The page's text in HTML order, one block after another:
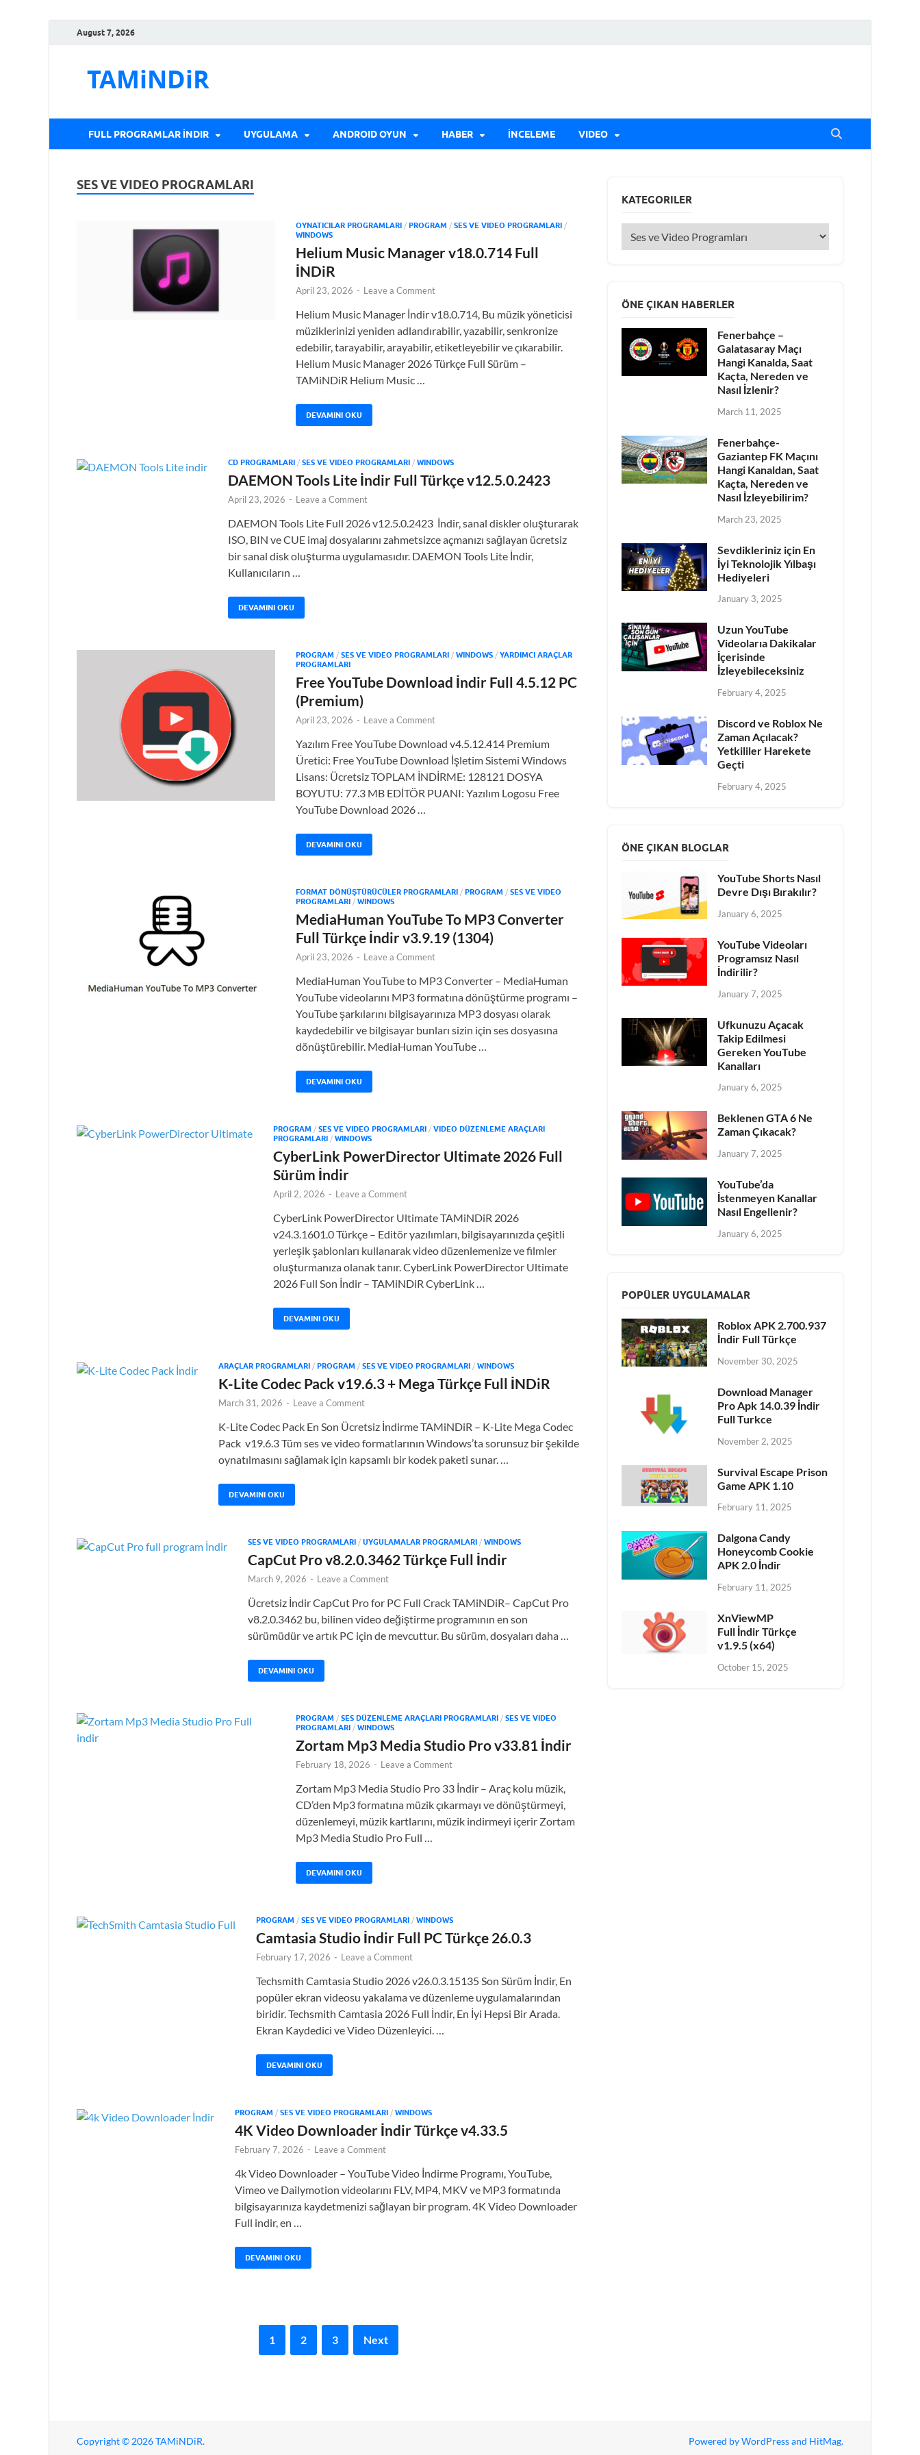
August 7, 2026
TAMiNDiR
FULL PROGRAMLAR İNDIR UYGULAMA ANDROID OYUN HABER İNCELEME VIDEO
SES VE VIDEO PROGRAMLARI
OYNATICILAR PROGRAMLARI / PROGRAM / SES VE VIDEO PROGRAMLARI /
WINDOWS
Helium Music Manager v18.0.714 Full
İNDiR
April 23, 2026 - Leave a Comment
Helium Music Manager İndir v18.0.714, Bu müzik yöneticisi
müziklerinizi yeniden adlandırabilir, yazabilir, senkronize
edebilir, tarayabilir, arayabilir, etiketleyebilir ve çıkarabilir.
Helium Music Manager 2026 Türkçe Full Sürüm –
TAMiNDiR Helium Music …
DEVAMINI OKU
CD PROGRAMLARI / SES VE VIDEO PROGRAMLARI / WINDOWS
DAEMON Tools Lite İndir Full Türkçe v12.5.0.2423
April 23, 2026 - Leave a Comment
DAEMON Tools Lite Full 2026 v12.5.0.2423 İndir, sanal diskler oluşturarak
ISO, BIN ve CUE imaj dosyalarını zahmetsizce açmanızı sağlayan ücretsiz
bir sanal disk oluşturma uygulamasıdır. DAEMON Tools Lite İndir,
Kullanıcıların …
DEVAMINI OKU
PROGRAM / SES VE VIDEO PROGRAMLARI / WINDOWS / YARDIMCI ARAÇLAR
PROGRAMLARI
Free YouTube Download İndir Full 4.5.12 PC
(Premium)
April 23, 2026 - Leave a Comment
Yazılım Free YouTube Download v4.5.12.414 Premium
Üretici: Free YouTube Download İşletim Sistemi Windows
Lisans: Ücretsiz TOPLAM İNDİRME: 128121 DOSYA
BOYUTU: 77.3 MB EDİTÖR PUANI: Yazılım Logosu Free
YouTube Download 2026 …
DEVAMINI OKU
FORMAT DÖNÜŞTÜRÜCÜLER PROGRAMLARI / PROGRAM / SES VE VIDEO
PROGRAMLARI / WINDOWS
MediaHuman YouTube To MP3 Converter
Full Türkçe İndir v3.9.19 (1304)
April 23, 2026 - Leave a Comment
MediaHuman YouTube to MP3 Converter – MediaHuman
YouTube videolarını MP3 formatına dönüştürme programı –
YouTube şarkılarını bilgisayarınıza MP3 dosyası olarak
kaydedebilir ve bilgisayar bunları sizin için ses dosyasına
dönüştürebilir. MediaHuman YouTube …
DEVAMINI OKU
PROGRAM / SES VE VIDEO PROGRAMLARI / VIDEO DÜZENLEME ARAÇLARI
PROGRAMLARI / WINDOWS
CyberLink PowerDirector Ultimate 2026 Full
Sürüm İndir
April 2, 2026 - Leave a Comment
CyberLink PowerDirector Ultimate TAMiNDiR 2026
v24.3.1601.0 Türkçe – Editör yazılımları, bilgisayarınızda çeşitli
yerleşik şablonları kullanarak video düzenlemenize ve filmler
oluşturmanıza olanak tanır. CyberLink PowerDirector Ultimate
2026 Full Son İndir – TAMiNDiR CyberLink …
DEVAMINI OKU
ARAÇLAR PROGRAMLARI / PROGRAM / SES VE VIDEO PROGRAMLARI / WINDOWS
K-Lite Codec Pack v19.6.3 + Mega Türkçe Full İNDiR
March 31, 2026 - Leave a Comment
K-Lite Codec Pack En Son Ücretsiz İndirme TAMiNDiR – K-Lite Mega Codec
Pack v19.6.3 Tüm ses ve video formatlarının Windows’ta sorunsuz bir şekilde
oynatılmasını sağlamak için kapsamlı bir kodek paketi sunar. …
DEVAMINI OKU
SES VE VIDEO PROGRAMLARI / UYGULAMALAR PROGRAMLARI / WINDOWS
CapCut Pro v8.2.0.3462 Türkçe Full İndir
March 9, 2026 - Leave a Comment
Ücretsiz İndir CapCut Pro for PC Full Crack TAMiNDiR– CapCut Pro
v8.2.0.3462 bu, bilinen video değiştirme programının en son
sürümüdür ve artık PC için de mevcuttur. Bu sürüm, dosyaları daha …
DEVAMINI OKU
PROGRAM / SES DÜZENLEME ARAÇLARI PROGRAMLARI / SES VE VIDEO
PROGRAMLARI / WINDOWS
Zortam Mp3 Media Studio Pro v33.81 İndir
February 18, 2026 - Leave a Comment
Zortam Mp3 Media Studio Pro 33 İndir – Araç kolu müzik,
CD’den Mp3 formatına müzik çıkarmayı ve dönüştürmeyi,
düzenlemeyi, müzik kartlarını, müzik indirmeyi içerir Zortam
Mp3 Media Studio Pro Full …
DEVAMINI OKU
PROGRAM / SES VE VIDEO PROGRAMLARI / WINDOWS
Camtasia Studio İndir Full PC Türkçe 26.0.3
February 17, 2026 - Leave a Comment
Techsmith Camtasia Studio 2026 v26.0.3.15135 Son Sürüm İndir, En
popüler ekran videosu yakalama ve düzenleme uygulamalarından
biridir. Techsmith Camtasia 2026 Full İndir, En İyi Hepsi Bir Arada.
Ekran Kaydedici ve Video Düzenleyici. …
DEVAMINI OKU
PROGRAM / SES VE VIDEO PROGRAMLARI / WINDOWS
4K Video Downloader İndir Türkçe v4.33.5
February 7, 2026 - Leave a Comment
4k Video Downloader – YouTube Video İndirme Programı, YouTube,
Vimeo ve Dailymotion videolarını FLV, MP4, MKV ve MP3 formatında
bilgisayarınıza kaydetmenizi sağlayan bir program. 4K Video Downloader
Full indir, en …
DEVAMINI OKU
1 2 3 Next
KATEGORILER
ÖNE ÇIKAN HABERLER
Fenerbahçe –
Galatasaray Maçı
Hangi Kanalda, Saat
Kaçta, Nereden ve
Nasıl İzlenir?
March 11, 2025
Fenerbahçe-
Gaziantep FK Maçını
Hangi Kanaldan, Saat
Kaçta, Nereden ve
Nasıl İzleyebilirim?
March 23, 2025
Sevdikleriniz için En
İyi Teknolojik Yılbaşı
Hediyeleri
January 3, 2025
Uzun YouTube
Videolarıa Dakikalar
İçerisinde
İzleyebileceksiniz
February 4, 2025
Discord ve Roblox Ne
Zaman Açılacak?
Yetkililer Harekete
Geçti
February 4, 2025
ÖNE ÇIKAN BLOGLAR
YouTube Shorts Nasıl
Devre Dışı Bırakılır?
January 6, 2025
YouTube Videoları
Programsız Nasıl
İndirilir?
January 7, 2025
Ufkunuzu Açacak
Takip Edilmesi
Gereken YouTube
Kanalları
January 6, 2025
Beklenen GTA 6 Ne
Zaman Çıkacak?
January 7, 2025
YouTube’da
İstenmeyen Kanallar
Nasıl Engellenir?
January 6, 2025
POPÜLER UYGULAMALAR
Roblox APK 2.700.937
İndir Full Türkçe
November 30, 2025
Download Manager
Pro Apk 14.0.39 İndir
Full Turkce
November 2, 2025
Survival Escape Prison
Game APK 1.10
February 11, 2025
Dalgona Candy
Honeycomb Cookie
APK 2.0 İndir
February 11, 2025
XnViewMP
Full İndir Türkçe
v1.9.5 (x64)
October 15, 2025
Copyright © 2026TAMiNDiR. Powered byWordPressand HitMag.